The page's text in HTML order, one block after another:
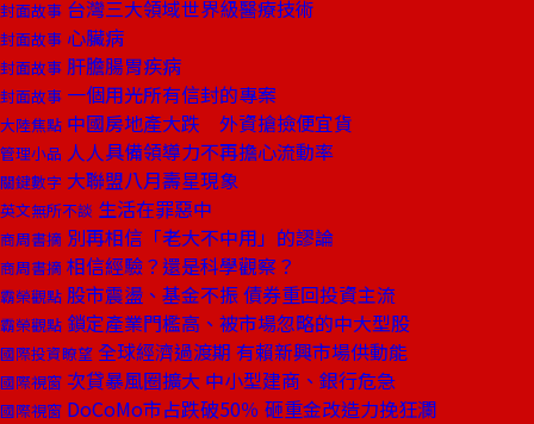
封面故事 台灣三大領域世界級醫療技術
封面故事 心臟病
封面故事 肝膽腸胃疾病
封面故事 一個用光所有信封的專案
大陸焦點 中國房地產大跌 外資搶撿便宜貨
管理小品 人人具備領導力不再擔心流動率
關鍵數字 大聯盟八月壽星現象
英文無所不談 生活在罪惡中
商周書摘 別再相信「老大不中用」的謬論
商周書摘 相信經驗？還是科學觀察？
霸榮觀點 股市震盪、基金不振 債券重回投資主流
霸榮觀點 鎖定產業門檻高、被市場忽略的中大型股
國際投資瞭望 全球經濟過渡期 有賴新興市場供動能
國際視窗 次貸暴風圈擴大 中小型建商、銀行危急
國際視窗 DoCoMo市占跌破50％ 砸重金改造力挽狂瀾